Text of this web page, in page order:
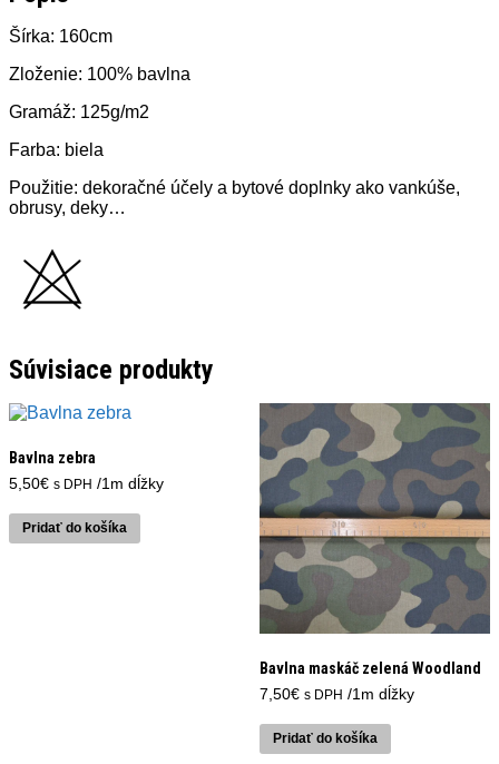
Šírka: 160cm
Zloženie: 100% bavlna
Gramáž: 125g/m2
Farba: biela
Použitie: dekoračné účely a bytové doplnky ako vankúše,
obrusy, deky…
Súvisiace produkty
Bavlna zebra
5,50€ s DPH /1m dĺžky
Pridať do košíka
Bavlna maskáč zelená Woodland
7,50€ s DPH /1m dĺžky
Pridať do košíka